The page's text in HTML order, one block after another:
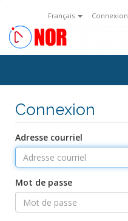
Français Connexion
Connexion
Adresse courriel
Mot de passe